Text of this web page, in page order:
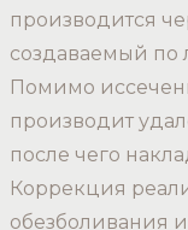
производится
создаваемый по
Помимо
производит
после чего
Коррекция
обезболивания